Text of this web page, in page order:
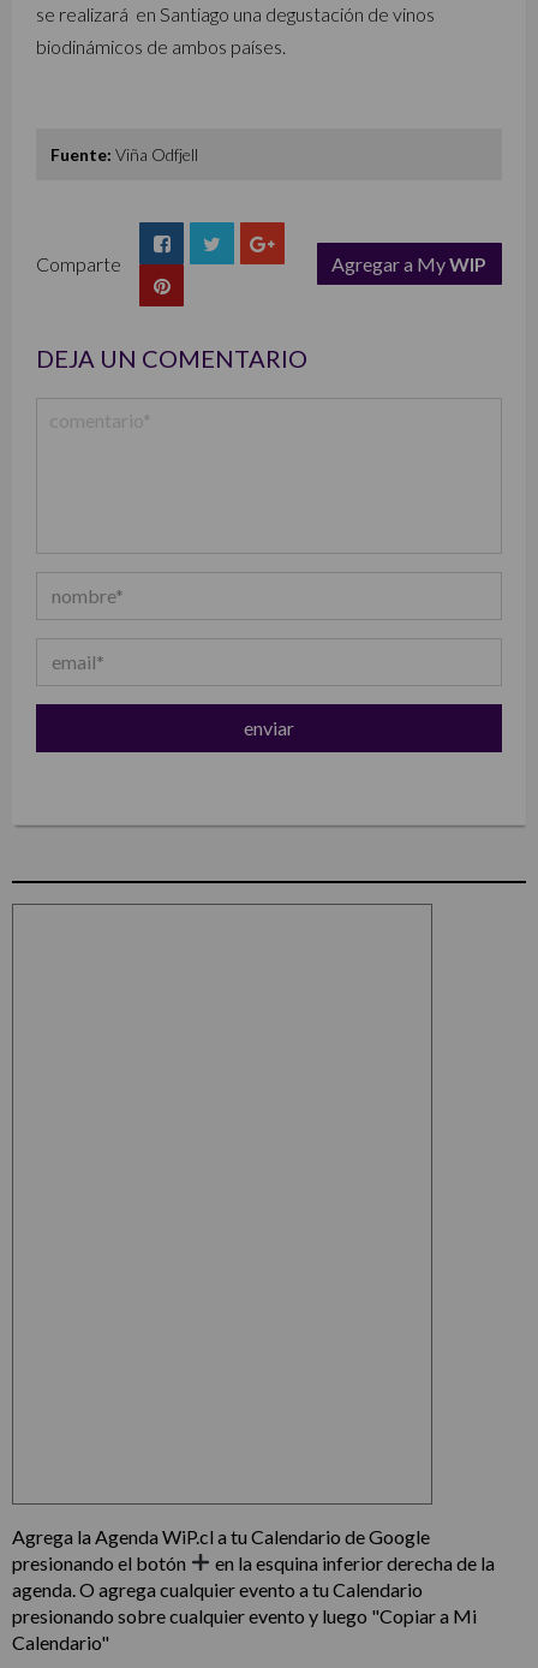
se realizará en Santiago una degustación de vinos
biodinámicos de ambos países.
Fuente: Viña Odfjell
Comparte Agregar a MyWIP
DEJA UN COMENTARIO
Agrega la Agenda WiP.cl a tu Calendario de Google
presionando el botón
en la esquina inferior derecha de la
agenda. O agrega cualquier evento a tu Calendario
presionando sobre cualquier evento y luego "Copiar a Mi
Calendario"